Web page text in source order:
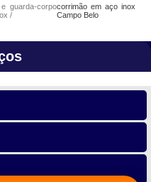
guarda-corpocorrimão em aço inox
Campo Belo